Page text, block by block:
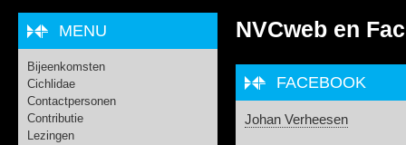
NVCweb en
FACEBOOK
Johan Verheesen
MENU
Bijeenkomsten
Cichlidae
Contactpersonen
Contributie
Lezingen